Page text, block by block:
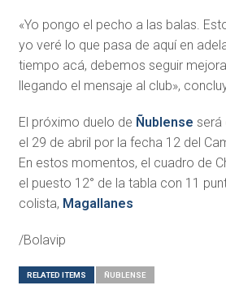
«Yo pongo el pecho a las balas.
yo veré lo que pasa de aquí en
tiempo acá, debemos seguir
llegando el mensaje al club»,
El próximo duelo de Ñublense será
el 29 de abril por la fecha 12 del
En estos momentos, el cuadro de
el puesto 12° de la tabla con 11
colista, Magallanes
/Bolavip
RELATED ITEMS ÑUBLENSE